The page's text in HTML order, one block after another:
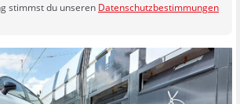
stimmst du unseren Datenschutzbestimmungen